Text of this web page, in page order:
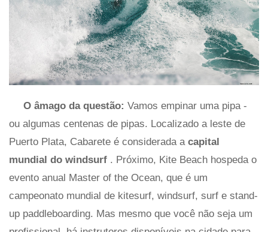
O âmago da questão: Vamos empinar uma pipa -
ou algumas centenas de pipas. Localizado a leste de
Puerto Plata, Cabarete é considerada a capital
mundial do windsurf . Próximo, Kite Beach hospeda o
evento anual Master of the Ocean, que é um
campeonato mundial de kitesurf, windsurf, surf e stand-
up paddleboarding. Mas mesmo que você não seja um